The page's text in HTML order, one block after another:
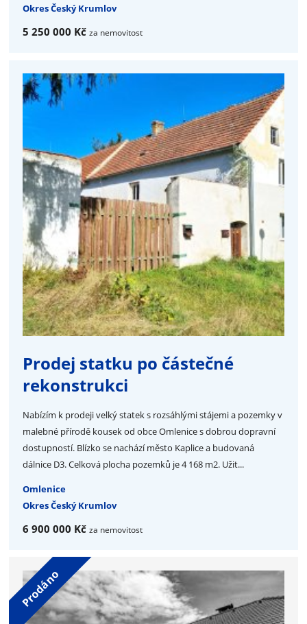
Okres Český Krumlov
5 250 000 Kč za nemovitost
Prodej statku po částečné
rekonstrukci
Nabízím k prodeji velký statek s rozsáhlými stájemi a pozemky v
malebné přírodě kousek od obce Omlenice s dobrou dopravní
dostupností. Blízko se nachází město Kaplice a budovaná
dálnice D3. Celková plocha pozemků je 4 168 m2. Užit...
Omlenice
Okres Český Krumlov
6 900 000 Kč za nemovitost